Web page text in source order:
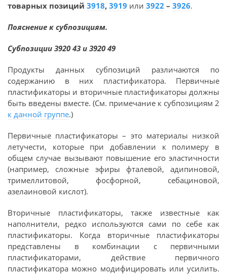
товарных позиций 3918, 3919 или 3922 – 3926.
Пояснение к субпозициям.
Субпозиции 3920 43 и 3920 49
Продукты данных субпозиций различаются по
содержанию в них пластификатора. Первичные
пластификаторы и вторичные пластификаторы должны
быть введены вместе. (См. примечание к субпозициям 2
к данной группе.)
Первичные пластификаторы – это материалы низкой
летучести, которые при добавлении к полимеру в
общем случае вызывают повышение его эластичности
(например, сложные эфиры фталевой, адипиновой,
тримеллитовой, фосфорной, себациновой,
азелаиновой кислот).
Вторичные пластификаторы, также известные как
наполнители, редко используются сами по себе как
пластификаторы. Когда вторичные пластификаторы
представлены в комбинации с первичными
пластификаторами, действие первичного
пластификатора можно модифицировать или усилить.